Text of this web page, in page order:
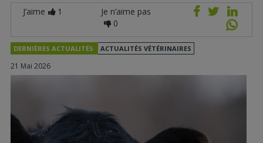
J’aime 1
Je n’aime pas
0
DERNIÈRES ACTUALITÉS ACTUALITÉS VÉTÉRINAIRES
21 Mai 2026